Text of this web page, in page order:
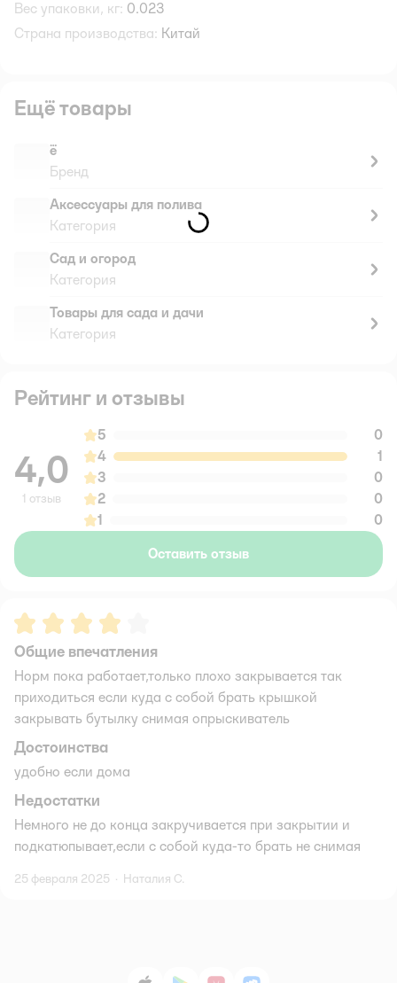
Вес упаковки, кг: 0.023
Страна производства: Китай
Ещё товары
ё
Бренд
Аксессуары для полива
Категория
Сад и огород
Категория
Товары для сада и дачи
Категория
Рейтинг и отзывы
4,0
1 отзыв
5
0
4
1
3
0
2
0
1
0
Оставить отзыв
Рейтинг:4
Общие впечатления
Норм пока работает,только плохо закрывается так
приходиться если куда с собой брать крышкой
закрывать бутылку снимая опрыскиватель
Достоинства
удобно если дома
Недостатки
Немного не до конца закручивается при закрытии и
подкатюпывает,если с собой куда-то брать не снимая
25 февраля 2025 · Наталия С.